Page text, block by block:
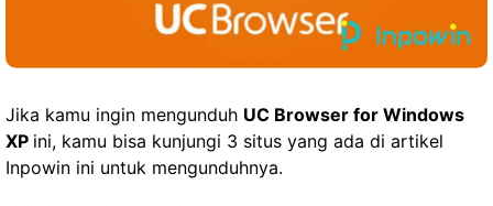
Jika kamu ingin mengunduh UC Browser for Windows
XP ini, kamu bisa kunjungi 3 situs yang ada di artikel
Inpowin ini untuk mengunduhnya.